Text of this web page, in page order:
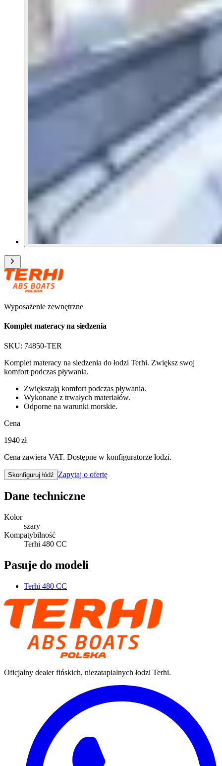
Wyposażenie zewnętrzne
Komplet materacy na siedzenia
SKU: 74850-TER
Komplet materacy na siedzenia do łodzi Terhi. Zwiększ swoj
komfort podczas pływania.
Zwiększają komfort podczas pływania.
Wykonane z trwałych materiałów.
Odporne na warunki morskie.
Cena
1940 zł
Cena zawiera VAT. Dostępne w konfiguratorze łodzi.
Skonfiguruj łódź Zapytaj o ofertę
Dane techniczne
Kolor
szary
Kompatybilność
Terhi 480 CC
Pasuje do modeli
Terhi 480 CC
Oficjalny dealer fińskich, niezatapialnych łodzi Terhi.